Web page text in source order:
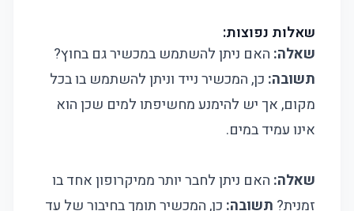
שאלות נפוצות:
שאלה: האם ניתן להשתמש במכשיר גם בחוץ?
תשובה: כן, המכשיר נייד וניתן להשתמש בו בכל
מקום, אך יש להימנע מחשיפתו למים שכן הוא
אינו עמיד במים.
שאלה: האם ניתן לחבר יותר ממיקרופון אחד בו
זמנית? תשובה: כן, המכשיר תומך בחיבור של עד